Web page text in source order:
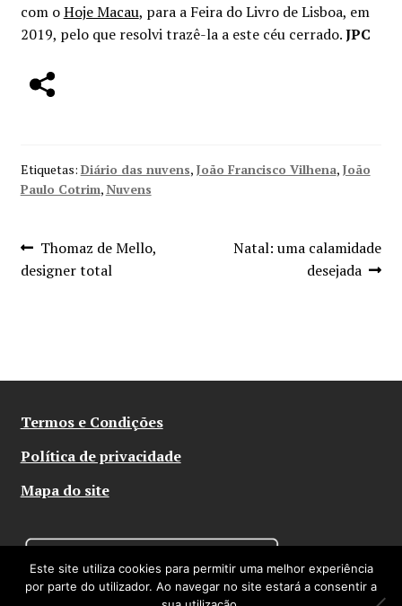
com oHoje Macau, para a Feira do Livro de Lisboa, em
2019, pelo que resolvi trazê-la a este céu cerrado.JPC
Etiquetas: Diário das nuvens, João Francisco Vilhena, João
Paulo Cotrim,Nuvens
Navegação
de
Artigo
anterior:
Thomaz de Mello,
designer total
Artigo
Natal: uma calamidade
desejada
Termos e Condições
Política de privacidade
Mapa do site
Este site utiliza cookies para permitir uma melhor experiência
por parte do utilizador. Ao navegar no site estará a consentir a